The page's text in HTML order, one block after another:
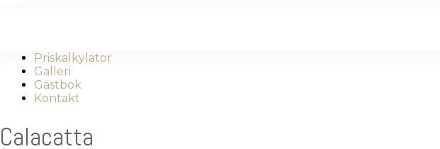
Priskalkylator
Galleri
Gästbok
Kontakt
Calacatta